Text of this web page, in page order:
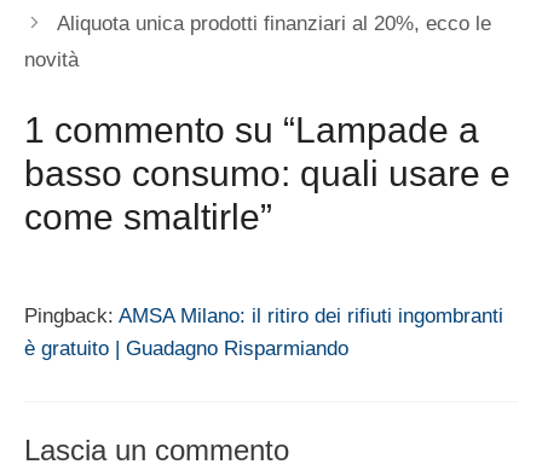
Aliquota unica prodotti finanziari al 20%, ecco le
novità
1 commento su “Lampade a
basso consumo: quali usare e
come smaltirle”
Pingback: AMSA Milano: il ritiro dei rifiuti ingombranti
è gratuito | Guadagno Risparmiando
Lascia un commento